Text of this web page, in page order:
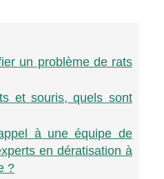
un problème de rats
et souris, quels sont
à une équipe de
en dératisation à
?